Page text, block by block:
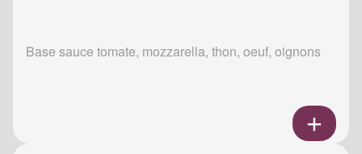
Base sauce tomate, mozzarella, thon, oeuf, oignons